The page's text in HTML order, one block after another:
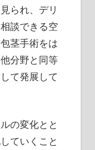
られ、デリ
談できる空
茎手術をは
分野と同等
て発展して
の変化とと
ていくこと